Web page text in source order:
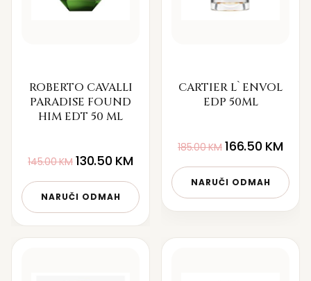
ROBERTO CAVALLI
PARADISE FOUND
HIM EDT 50 ML
145.00KM 130.50 KM
NARUČI ODMAH
CARTIER L`ENVOL
EDP 50ML
185.00KM 166.50 KM
NARUČI ODMAH